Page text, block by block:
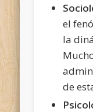
el
la
de